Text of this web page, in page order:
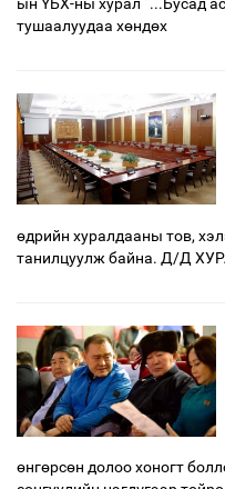
тушаалуудаа хөндөх
өдрийн хуралдааны тов,
танилцуулж байна. Д/Д
өнгөрсөн долоо хоногт